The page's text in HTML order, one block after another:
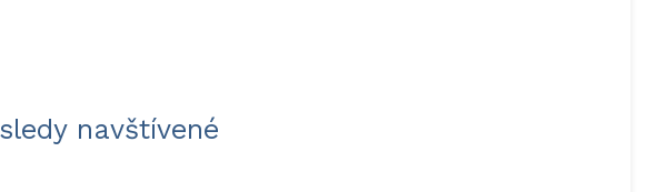
navštívené